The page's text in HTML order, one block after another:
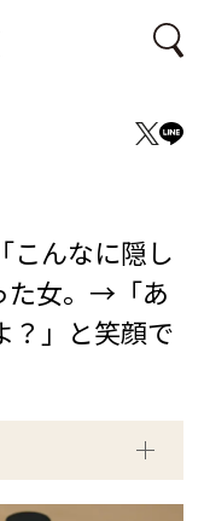
こんなに隠し
た女。→「あ
？」と笑顔で